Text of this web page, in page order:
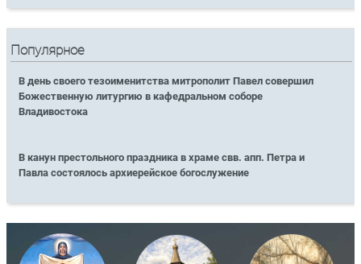
Популярное
В день своего тезоименитства митрополит Павел совершил
Божественную литургию в кафедральном соборе
Владивостока
В канун престольного праздника в храме свв. апп. Петра и
Павла состоялось архиерейское богослужение